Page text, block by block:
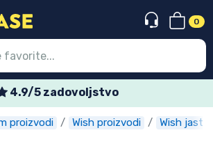
0
4.9/5 zadovoljstvo
proizvodi Wish proizvodi Wish
Registracija